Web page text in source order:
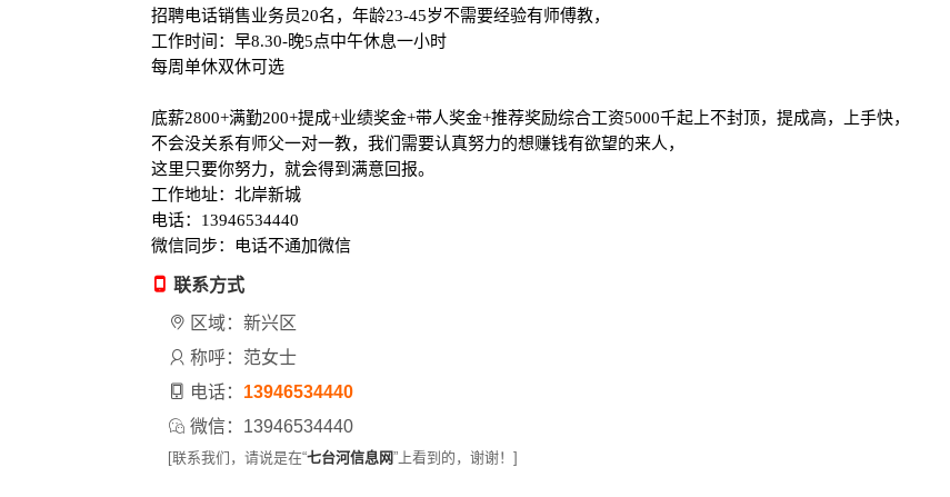
招聘电话销售业务员20名，年龄23-45岁不需要经验有师傅教，
工作时间：早8.30-晚5点中午休息一小时
每周单休双休可选
底薪2800+满勤200+提成+业绩奖金+带人奖金+推荐奖励综合工资5000千起上不封顶，提成高，上手快，
不会没关系有师父一对一教，我们需要认真努力的想赚钱有欲望的来人，
这里只要你努力，就会得到满意回报。
工作地址：北岸新城
电话：13946534440
微信同步：电话不通加微信
联系方式
区域：新兴区
称呼：范女士
电话： 13946534440
微信：13946534440
[联系我们，请说是在“七台河信息网”上看到的，谢谢！]